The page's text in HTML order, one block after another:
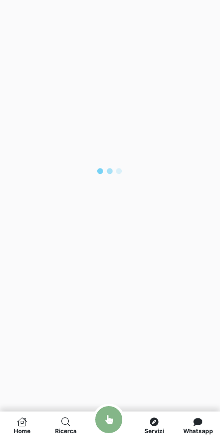
Home Ricerca Servizi Whatsapp